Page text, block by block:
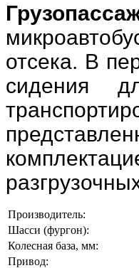
отсека. В
сидения
Производитель:
Шасси (фургон):
Колесная база, мм:
Привод: